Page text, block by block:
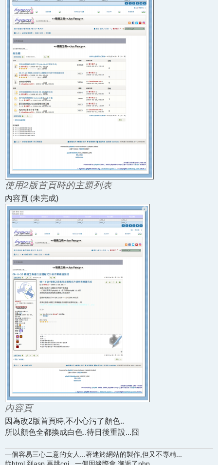
使用2版首頁時的主題列表
內容頁 (未完成)
內容頁
因為改2版首頁時,不小心污了顏色..
所以顏色全都換成白色..待日後重設...囧
一個容易三心二意的女人...著迷於網站的製作,但又不專精...